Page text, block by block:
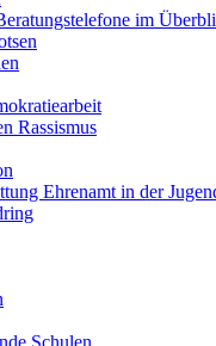
im
Rassismus
Ehrenamt in der
Schulen